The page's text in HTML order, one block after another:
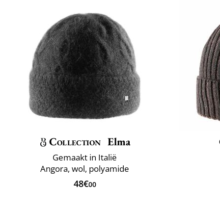
Collection Elma
Gemaakt in Italië
Angora, wol, polyamide
48€00